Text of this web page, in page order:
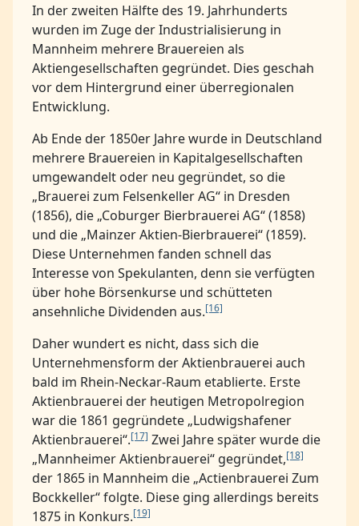
In der zweiten Hälfte des 19. Jahrhunderts
wurden im Zuge der Industrialisierung in
Mannheim mehrere Brauereien als
Aktiengesellschaften gegründet. Dies geschah
vor dem Hintergrund einer überregionalen
Entwicklung.
Ab Ende der 1850er Jahre wurde in Deutschland
mehrere Brauereien in Kapitalgesellschaften
umgewandelt oder neu gegründet, so die
„Brauerei zum Felsenkeller AG“ in Dresden
(1856), die „Coburger Bierbrauerei AG“ (1858)
und die „Mainzer Aktien-Bierbrauerei“ (1859).
Diese Unternehmen fanden schnell das
Interesse von Spekulanten, denn sie verfügten
über hohe Börsenkurse und schütteten
ansehnliche Dividenden aus.[16]
Daher wundert es nicht, dass sich die
Unternehmensform der Aktienbrauerei auch
bald im Rhein-Neckar-Raum etablierte. Erste
Aktienbrauerei der heutigen Metropolregion
war die 1861 gegründete „Ludwigshafener
Aktienbrauerei“.[17] Zwei Jahre später wurde die
„Mannheimer Aktienbrauerei“ gegründet,[18]
der 1865 in Mannheim die „Actienbrauerei Zum
Bockkeller“ folgte. Diese ging allerdings bereits
1875 in Konkurs.[19]